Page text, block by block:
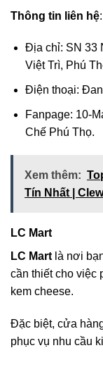
Thông tin liên hệ:
Địa chỉ: SN 33
Việt Trì, Phú
Điện thoại:
Fanpage: 10-
Chế Phú Thọ.
Xem thêm:
Tín Nhất |
LC Mart
LC Martlà nơi
cần thiết cho việc
kem cheese.
Đặc biệt, cửa
phục vụ nhu cầu